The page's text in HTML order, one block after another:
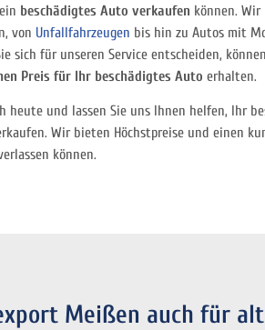
beschädigtes Auto verkaufen können.
von Unfallfahrzeugen bis hin zu Autos mit
sich für unseren Service entscheiden,
Preis für Ihr beschädigtes Auto erhalten.
heute und lassen Sie uns Ihnen helfen, Ihr
Wir bieten Höchstpreise und einen
können.
Meißen auch für